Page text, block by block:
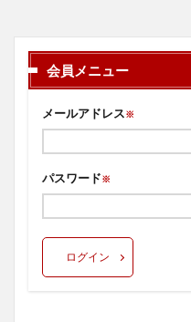
会員メニュー
メールアドレス※
パスワード※
ログイン